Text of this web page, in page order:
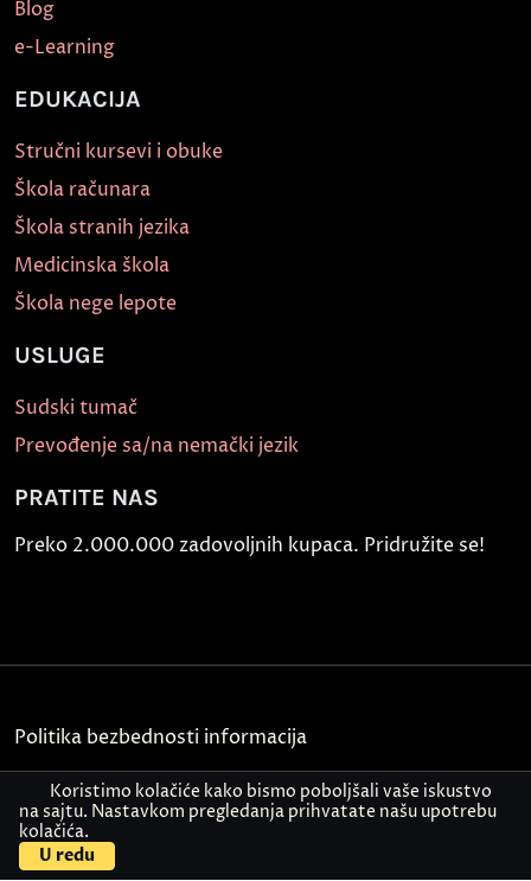
Blog
e-Learning
EDUKACIJA
Stručni kursevi i obuke
Škola računara
Škola stranih jezika
Medicinska škola
Škola nege lepote
USLUGE
Sudski tumač
Prevođenje sa/na nemački jezik
PRATITE NAS
Preko 2.000.000 zadovoljnih kupaca. Pridružite se!
Politika bezbednosti informacija
Kontakt
© Akademija Oxford 2026.
Koristimo kolačiće kako bismo poboljšali vaše iskustvo
na sajtu. Nastavkom pregledanja prihvatate našu upotrebu
kolačića.
U redu